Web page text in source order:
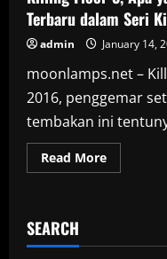
Terbaru dalam Seri
admin January 14,
moonlamps.net –
2016, penggemar
tembakan ini
Read MoreRead
more
yang
SEARCH